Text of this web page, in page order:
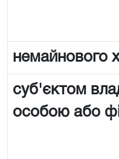
немайнового
суб'єктом
особою або